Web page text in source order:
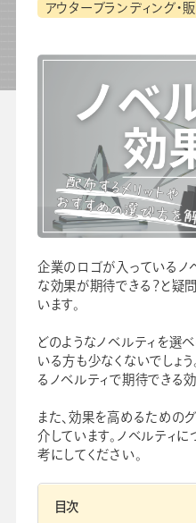
よくあるご質問
手帳・カレンダー商品
資料ダウンロード
ビジネスベーシックダイアリー
手帳資料一覧
お知らせ
コラム
アウターブランディング・
企業のロゴが入っているノ
な効果が期待できる？と疑
います。
どのようなノベルティを選
いる方も少なくないでしょ
るノベルティで期待できる効
また、効果を高めるための
介しています。ノベルティ
考にしてください。
目次